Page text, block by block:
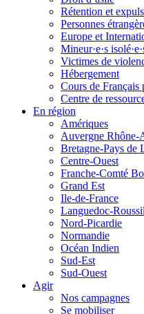
Rétention et
Personnes
Europe et
Mineur·e·s
Victimes de
Hébergement
Cours de Français
Centre de
En région
Amériques
Auvergne Rhône-
Bretagne-Pays de
Centre-Ouest
Franche-Comté
Grand Est
Ile-de-France
Languedoc-
Nord-Picardie
Normandie
Océan Indien
Sud-Est
Sud-Ouest
Agir
Nos campagnes
Se mobiliser